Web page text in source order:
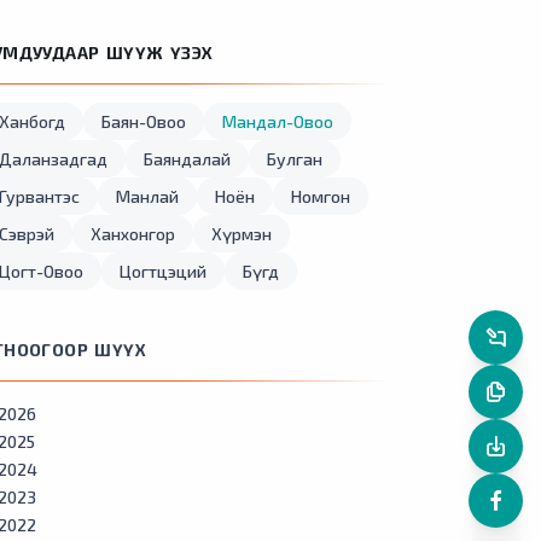
ШҮҮЖ ҮЗЭХ
Ханбогд Баян-Овоо
Мандал-Овоо
Даланзадгад
Баяндалай
Булган
Гурвантэс
Манлай Ноён
Номгон
Сэврэй
Ханхонгор
Хүрмэн
Цогт-Овоо
Цогтцэций Бүгд
ШҮҮХ